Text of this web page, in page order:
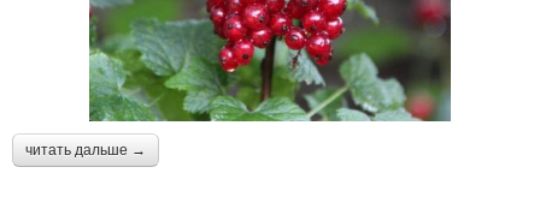
читать дальше →